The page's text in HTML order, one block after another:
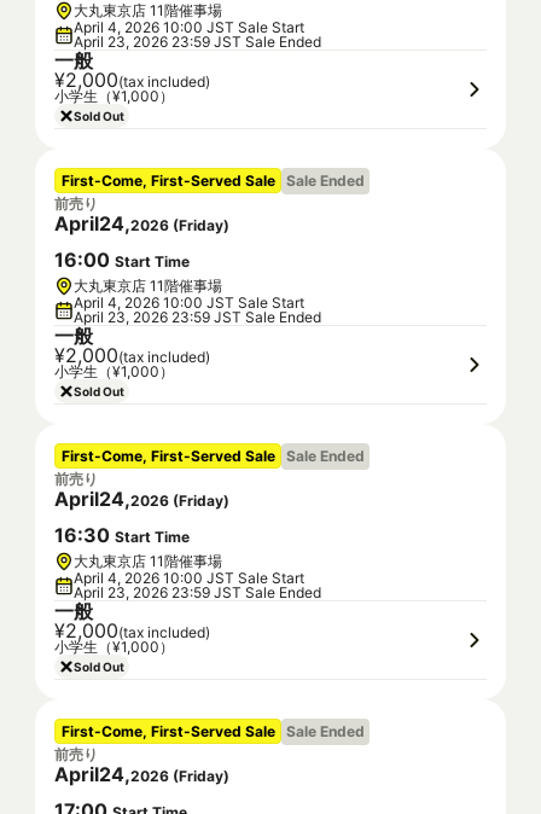
大丸東京店 11階催事場
April 4, 2026 10:00 JST Sale Start
April 23, 2026 23:59 JST Sale Ended
一般
¥2,000(tax included)
小学生（¥1,000）
Sold Out
First-Come, First-Served Sale Sale Ended
前売り
April24,2026 (Friday)
16:00 Start Time
大丸東京店 11階催事場
April 4, 2026 10:00 JST Sale Start
April 23, 2026 23:59 JST Sale Ended
一般
¥2,000(tax included)
小学生（¥1,000）
Sold Out
First-Come, First-Served Sale Sale Ended
前売り
April24,2026 (Friday)
16:30 Start Time
大丸東京店 11階催事場
April 4, 2026 10:00 JST Sale Start
April 23, 2026 23:59 JST Sale Ended
一般
¥2,000(tax included)
小学生（¥1,000）
Sold Out
First-Come, First-Served Sale Sale Ended
前売り
April24,2026 (Friday)